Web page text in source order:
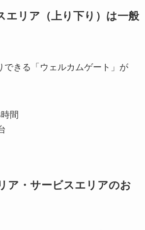
エリア（上り下り）は一般
できる「ウェルカムゲート」が
間
ア・サービスエリアのお